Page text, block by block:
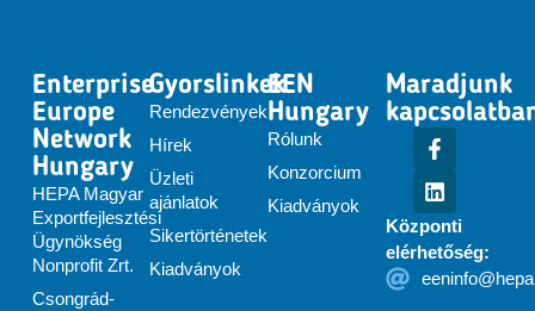
Enterprise
Europe
Network
Hungary
HEPA Magyar
Exportfejlesztési
Ügynökség
Nonprofit Zrt.
Csongrád-
Gyorslinkek
Rendezvények
Hírek
Üzleti
ajánlatok
Sikertörténetek
Kiadványok
EEN
Hungary
Rólunk
Konzorcium
Kiadványok
Maradjunk
Központi
elérhetőség: